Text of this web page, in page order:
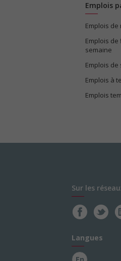
Emplois
Emplois de
Emplois de
semaine
Emplois de
Emplois à
Emplois
Sur les
Langues